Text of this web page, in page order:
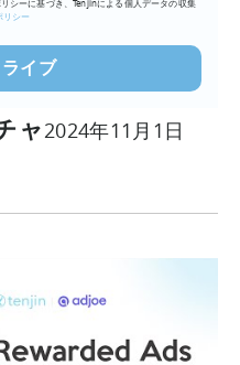
シーに基づき、Tenjinによる個人データの収集
リシー
ャ2024年11月1日